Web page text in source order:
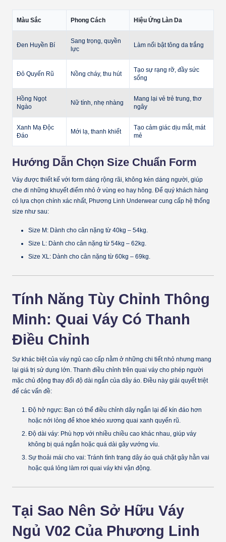
Màu Sắc Phong Cách Hiệu Ứng Làn Da
Đen Huyền Bí
Sang trọng, quyền
lực
Làm nổi bật tông da trắng
Đỏ Quyến Rũ Nồng cháy, thu hút
Tạo sự rạng rỡ, đầy sức
sống
Hồng Ngọt
Ngào
Nữ tính, nhẹ nhàng
Mang lại vẻ trẻ trung, thơ
ngây
Xanh Mạ Độc
Đáo
Mới lạ, thanh khiết
Tạo cảm giác dịu mắt, mát
mẻ
Hướng Dẫn Chọn Size Chuẩn Form
Váy được thiết kế với form dáng rộng rãi, không kén dáng người, giúp
che đi những khuyết điểm nhỏ ở vùng eo hay hông. Để quý khách hàng
có lựa chọn chính xác nhất, Phương Linh Underwear cung cấp hệ thống
size như sau:
Size M: Dành cho cân nặng từ 40kg – 54kg.
Size L: Dành cho cân nặng từ 54kg – 62kg.
Size XL: Dành cho cân nặng từ 60kg – 69kg.
Tính Năng Tùy Chỉnh Thông
Minh: Quai Váy Có Thanh
Điều Chỉnh
Sự khác biệt của váy ngủ cao cấp nằm ở những chi tiết nhỏ nhưng mang
lại giá trị sử dụng lớn. Thanh điều chỉnh trên quai váy cho phép người
mặc chủ động thay đổi độ dài ngắn của dây áo. Điều này giải quyết triệt
để các vấn đề:
Độ hở ngực: Bạn có thể điều chỉnh dây ngắn lại để kín đáo hơn
hoặc nới lỏng để khoe khéo xương quai xanh quyến rũ.
Độ dài váy: Phù hợp với nhiều chiều cao khác nhau, giúp váy
không bị quá ngắn hoặc quá dài gây vướng víu.
Sự thoải mái cho vai: Tránh tình trạng dây áo quá chặt gây hằn vai
hoặc quá lỏng làm rơi quai váy khi vận động.
Tại Sao Nên Sở Hữu Váy
Ngủ V02 Của Phương Linh